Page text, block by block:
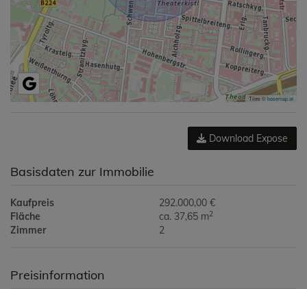
Tiles ©basemap.at
Download Expose
Basisdaten zur Immobilie
Kaufpreis
292.000,00 €
Fläche
ca. 37,65 m2
Zimmer 2
Preisinformation